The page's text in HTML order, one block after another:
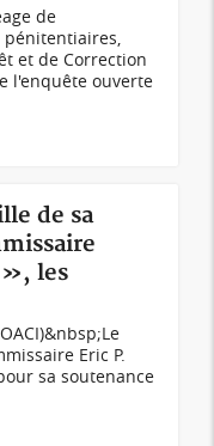
de
pénitentiaires,
et de Correction
l'enquête ouverte
de sa
les
Eric P.
sa soutenance